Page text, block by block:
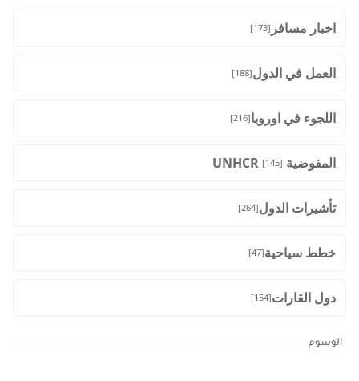
اخبار مسافر [173]
العمل في الدول[188]
اللجوء في اوروبا[216]
المفوضية UNHCR [145]
تأشيرات الدول[264]
خطط سياحية[47]
دول القارات[154]
الوسوم